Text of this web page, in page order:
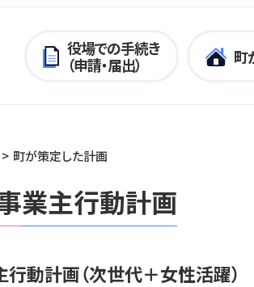
役場での手続き
（申請・届出）
町
町が策定した計画
業主行動計画
動計画（次世代＋女性活躍）